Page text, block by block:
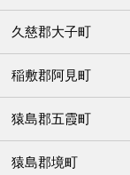
久慈郡大子町
稲敷郡阿見町
猿島郡五霞町
猿島郡境町